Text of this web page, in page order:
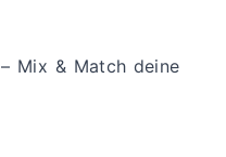
– Mix & Match deine